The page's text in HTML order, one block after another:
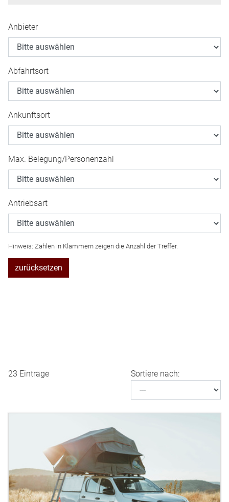
Anbieter
Abfahrtsort
Ankunftsort
Max. Belegung/Personenzahl
Antriebsart
Hinweis: Zahlen in Klammern zeigen die Anzahl der Treffer.
zurücksetzen
23 Einträge Sortiere nach: